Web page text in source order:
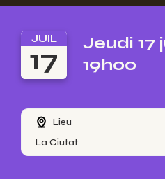
JUIL
17
Jeudi 17
19h00
Lieu
La Ciutat